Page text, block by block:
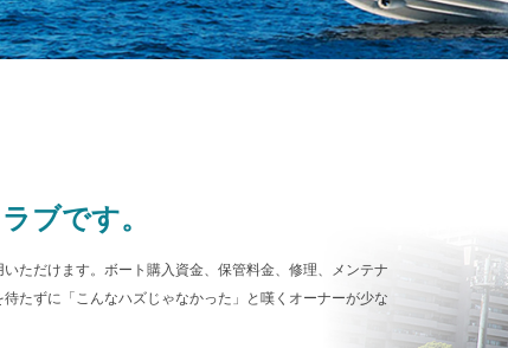
ブです。
ただけます。ボート購入資金、保管料金、修理、メンテナ
たずに「こんなハズじゃなかった」と嘆くオーナーが少な